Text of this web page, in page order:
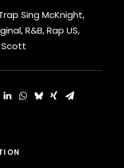
Sing McKnight,
,R&B,Rap US,
Scott